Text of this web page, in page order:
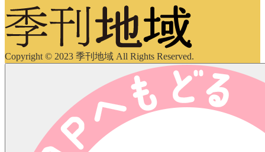
Copyright © 2023 季刊地域 All Rights Reserved.